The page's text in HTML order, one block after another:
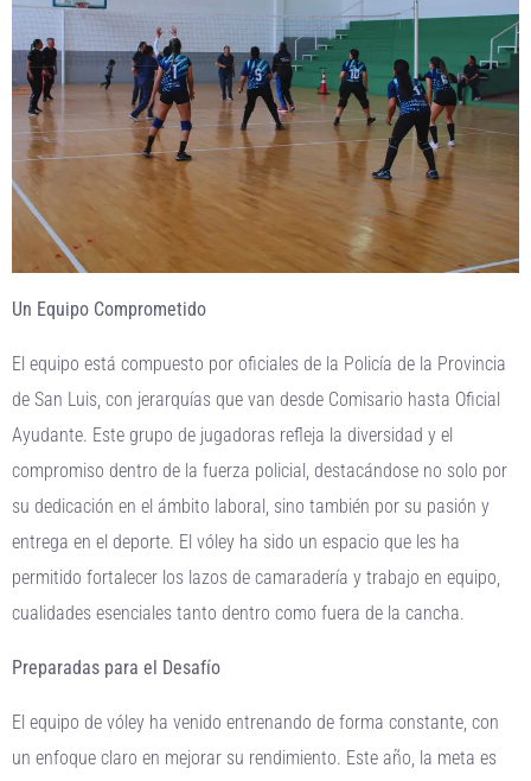
Un Equipo Comprometido
El equipo está compuesto por oficiales de la Policía de la Provincia
de San Luis, con jerarquías que van desde Comisario hasta Oficial
Ayudante. Este grupo de jugadoras refleja la diversidad y el
compromiso dentro de la fuerza policial, destacándose no solo por
su dedicación en el ámbito laboral, sino también por su pasión y
entrega en el deporte. El vóley ha sido un espacio que les ha
permitido fortalecer los lazos de camaradería y trabajo en equipo,
cualidades esenciales tanto dentro como fuera de la cancha.
Preparadas para el Desafío
El equipo de vóley ha venido entrenando de forma constante, con
un enfoque claro en mejorar su rendimiento. Este año, la meta es